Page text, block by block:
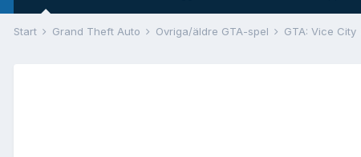
Start Grand Theft Auto Övriga/äldre GTA-spel GTA: Vice City